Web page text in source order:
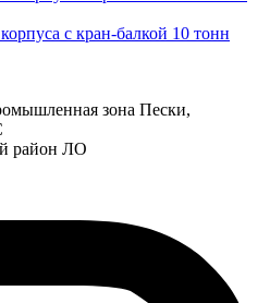
с кран-балкой 10 тонн
зона Пески,
район ЛО